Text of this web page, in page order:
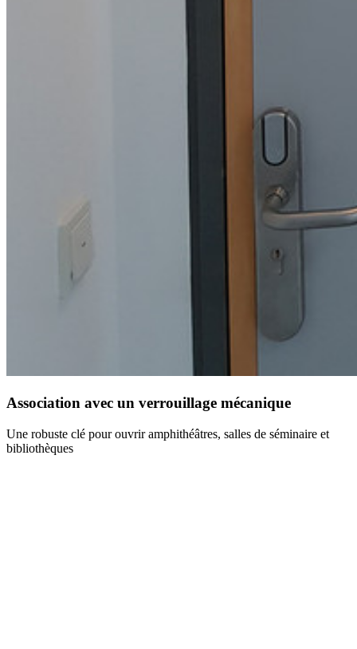
Association avec un verrouillage mécanique
Une robuste clé pour ouvrir amphithéâtres, salles de séminaire et
bibliothèques